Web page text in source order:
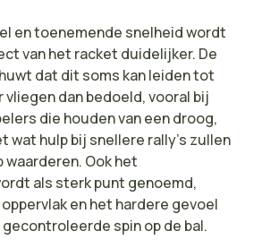
en toenemende snelheid wordt
van het racket duidelijker. De
dat dit soms kan leiden tot
vliegen dan bedoeld, vooral bij
die houden van een droog,
wat hulp bij snellere rally’s zullen
Ook het
als sterk punt genoemd,
en het hardere gevoel
spin op de bal.